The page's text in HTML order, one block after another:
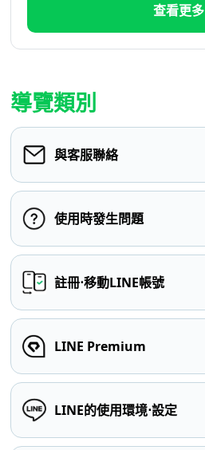
查看更多
導覽類別
與客服聯絡
使用時發生問題
註冊⋅移動LINE帳號
LINE Premium
LINE的使用環境⋅設定